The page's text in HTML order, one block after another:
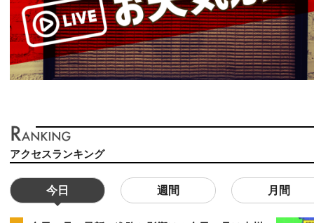
アクセスランキング
今日 週間 月間